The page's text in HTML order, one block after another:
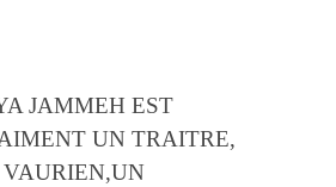
JAMMEH EST
UN TRAITRE,